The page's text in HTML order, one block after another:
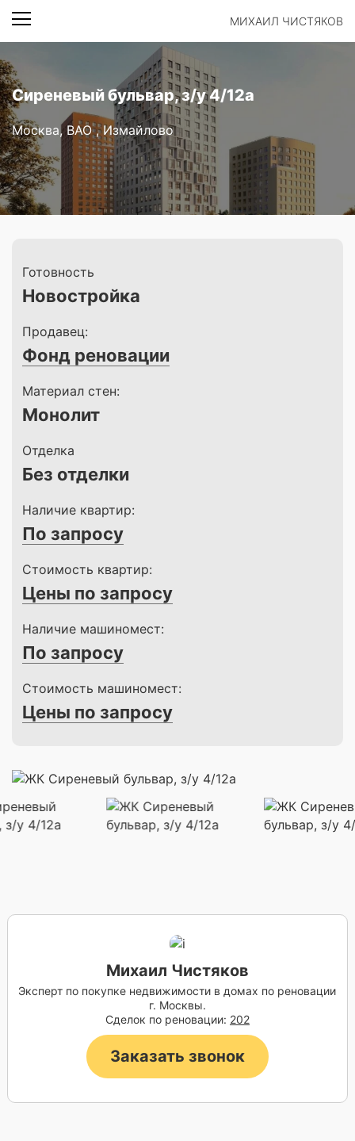
МИХАИЛ ЧИСТЯКОВ
Сиреневый бульвар, з/у 4/12а
Москва, ВАО , Измайлово
Готовность
Новостройка
Продавец:
Фонд реновации
Материал стен:
Монолит
Отделка
Без отделки
Наличие квартир:
По запросу
Стоимость квартир:
Цены по запросу
Наличие машиномест:
По запросу
Стоимость машиномест:
Цены по запросу
Михаил Чистяков
Эксперт по покупке недвижимости в домах по реновации
г. Москвы.
Сделок по реновации: 202
Заказать звонок